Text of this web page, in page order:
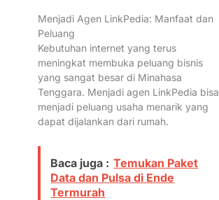
Menjadi Agen LinkPedia: Manfaat dan
Peluang
Kebutuhan internet yang terus
meningkat membuka peluang bisnis
yang sangat besar di Minahasa
Tenggara. Menjadi agen LinkPedia bisa
menjadi peluang usaha menarik yang
dapat dijalankan dari rumah.
Baca juga : Temukan Paket
Data dan Pulsa di Ende
Termurah